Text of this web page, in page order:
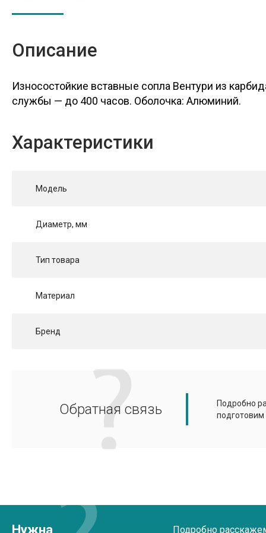
Описание
Износостойкие вставные сопла Вентури из
службы — до 400 часов. Оболочка: Алюминий.
Характеристики
Модель
Диаметр, мм
Тип товара
Материал
Бренд
Обратная связь
Подробно
Нужна Подробно